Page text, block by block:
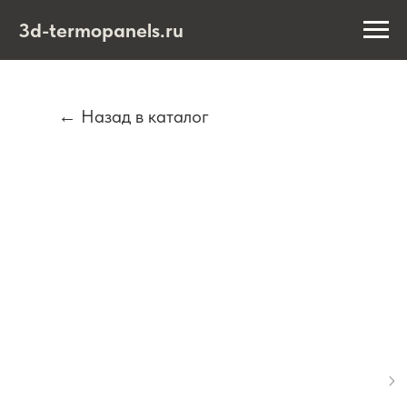
3d-termopanels.ru
← Назад в каталог